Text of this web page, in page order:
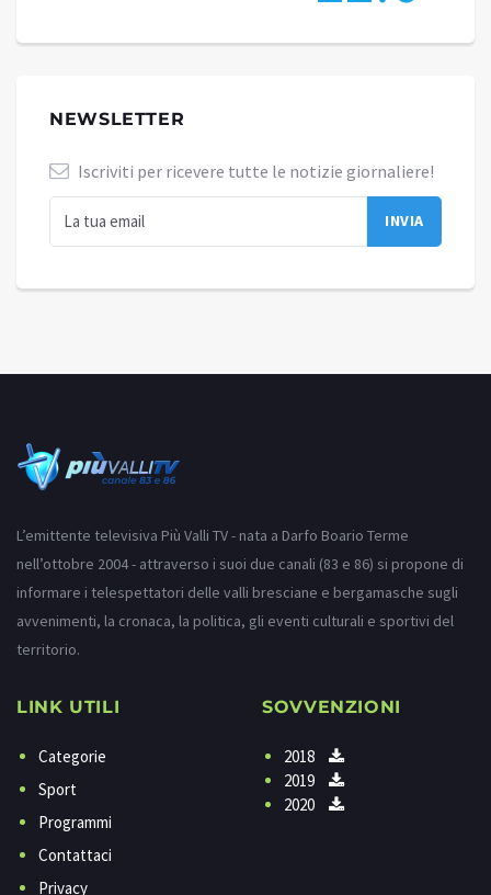
NEWSLETTER
Iscriviti per ricevere tutte le notizie giornaliere!
L’emittente televisiva Più Valli TV - nata a Darfo Boario Terme
nell’ottobre 2004 - attraverso i suoi due canali (83 e 86) si propone di
informare i telespettatori delle valli bresciane e bergamasche sugli
avvenimenti, la cronaca, la politica, gli eventi culturali e sportivi del
territorio.
LINK UTILI
Categorie
Sport
Programmi
Contattaci
Privacy
SOVVENZIONI
2018
2019
2020